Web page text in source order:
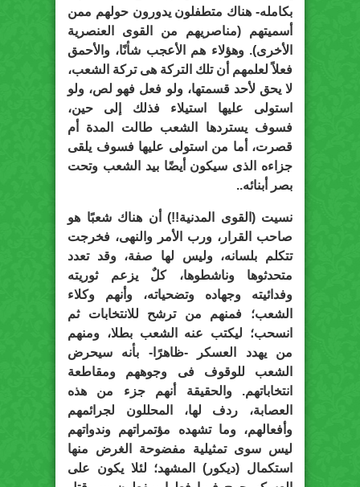
بكامله- هناك متطفلون يدورون حولهم ممن
أسميتهم (مناصريهم من القوى العنصرية
الأخرى). وهؤلاء هم الأعجب شأنًا، والأحمق
فعلاً لعلمهم أن تلك التركة هى تركة الشعب،
لا يحق لأحد قسمتها، ولو فعل فهو لص، ولو
استولى عليها استيلاء فذلك إلى حين،
فسوف يستردها الشعب طالت المدة أم
قصرت، أما من استولى عليها فسوف يلقى
جزاءه الذى سيكون أيضًا بيد الشعب وتحت
بصر أبنائه..
نسيت (القوى المدنية!!) أن هناك شعبًا هو
صاحب القرار، ورب الأمر والنهى، فخرجت
تتكلم بلسانه، وليس لها صفة، وقد تعدد
متحدثوها وناشطوها، كلٌ يزعم ثوريته
وفدائيته وجهاده وتضحياته، وأنهم وكلاء
الشعب؛ فمنهم من ترشح للانتخابات ثم
انسحب؛ ليكتب عنه الشعب بطلا، ومنهم
من يهدد العسكر -ظاهرًا- بأنه سيحرض
الشعب للوقوف فى وجوههم ومقاطعة
انتخاباتهم. والحقيقة أنهم جزء من هذه
العصابة، ردف لها، المحللون لجرائمهم
وأفعالهم، وما تشهده مؤتمراتهم وندواتهم
ليس سوى تمثيلية مفضوحة الغرض منها
استكمال (ديكور) المشهد؛ لئلا يكون على